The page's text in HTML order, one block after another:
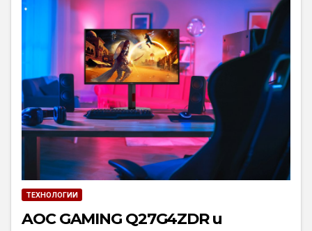
ТЕХНОЛОГИИ
AOC GAMING Q27G4ZDR и